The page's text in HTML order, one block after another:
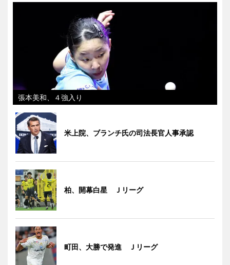
張本美和、４強入り
米上院、ブランチ氏の司法長官人事承認
柏、開幕白星 Ｊリーグ
町田、大勝で発進 Ｊリーグ